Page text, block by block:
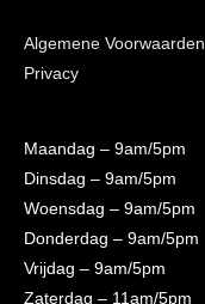
Algemene Voorwaarden
Privacy
Maandag – 9am/5pm
Dinsdag – 9am/5pm
Woensdag – 9am/5pm
Donderdag – 9am/5pm
Vrijdag – 9am/5pm
Zaterdag – 11am/5pm